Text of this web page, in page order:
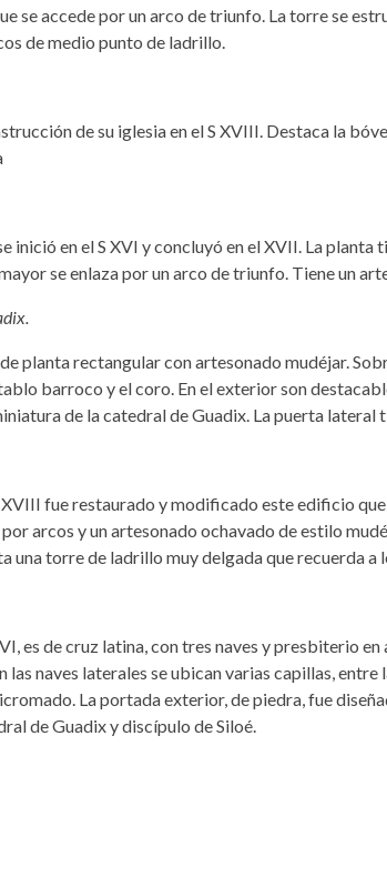
se accede por un arco de triunfo. La torre se
de medio punto de ladrillo.
de su iglesia en el S XVIII. Destaca la
inició en el S XVI y concluyó en el XVII. La planta
se enlaza por un arco de triunfo. Tiene un
planta rectangular con artesonado mudéjar.
barroco y el coro. En el exterior son
de la catedral de Guadix. La puerta lateral
fue restaurado y modificado este edificio que
arcos y un artesonado ochavado de estilo
una torre de ladrillo muy delgada que recuerda a
es de cruz latina, con tres naves y presbiterio
las naves laterales se ubican varias capillas,
La portada exterior, de piedra, fue
de Guadix y discípulo de Siloé.